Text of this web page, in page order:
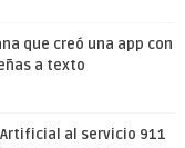
que creó una app con
a texto
al servicio 911